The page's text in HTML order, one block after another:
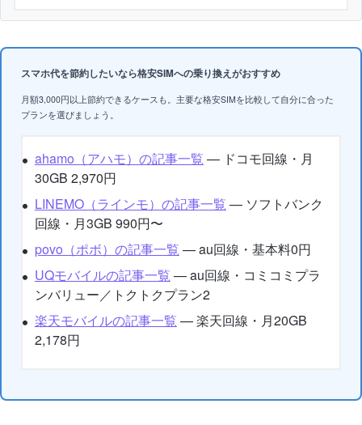
スマホ代を節約したいなら格安SIMへの乗り換えがおすすめ
月額3,000円以上節約できるケースも。主要な格安SIMを比較して自分に合った
プランを選びましょう。
ahamo（アハモ）の記事一覧 — ドコモ回線・月
30GB 2,970円
LINEMO（ラインモ）の記事一覧 — ソフトバンク
回線・月3GB 990円〜
povo（ポボ）の記事一覧 — au回線・基本料0円
UQモバイルの記事一覧 — au回線・コミコミプラ
ンバリュー／トクトクプラン2
楽天モバイルの記事一覧 — 楽天回線・月20GB
2,178円